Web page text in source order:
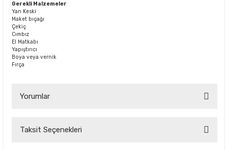
Gerekli Malzemeler
Yan Keski
Maket bıçağı
Çekiç
Cımbız
El Matkabı
Yapıştırıcı
Boya veya vernik
Fırça
Yorumlar
Taksit Seçenekleri